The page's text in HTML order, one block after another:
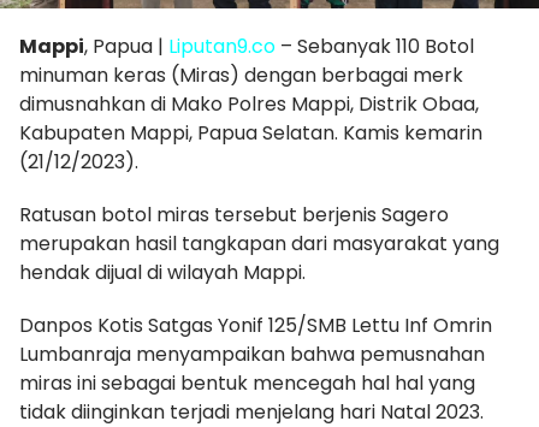
Mappi, Papua | Liputan9.co – Sebanyak 110 Botol
minuman keras (Miras) dengan berbagai merk
dimusnahkan di Mako Polres Mappi, Distrik Obaa,
Kabupaten Mappi, Papua Selatan. Kamis kemarin
(21/12/2023).
Ratusan botol miras tersebut berjenis Sagero
merupakan hasil tangkapan dari masyarakat yang
hendak dijual di wilayah Mappi.
Danpos Kotis Satgas Yonif 125/SMB Lettu Inf Omrin
Lumbanraja menyampaikan bahwa pemusnahan
miras ini sebagai bentuk mencegah hal hal yang
tidak diinginkan terjadi menjelang hari Natal 2023.